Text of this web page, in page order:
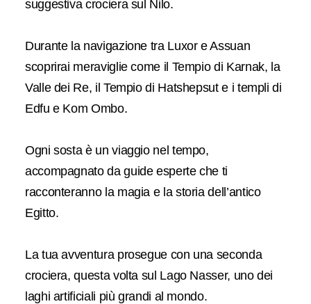
suggestiva crociera sul Nilo.
Durante la navigazione tra Luxor e Assuan
scoprirai meraviglie come il Tempio di Karnak, la
Valle dei Re, il Tempio di Hatshepsut e i templi di
Edfu e Kom Ombo.
Ogni sosta è un viaggio nel tempo,
accompagnato da guide esperte che ti
racconteranno la magia e la storia dell’antico
Egitto.
La tua avventura prosegue con una seconda
crociera, questa volta sul Lago Nasser, uno dei
laghi artificiali più grandi al mondo.